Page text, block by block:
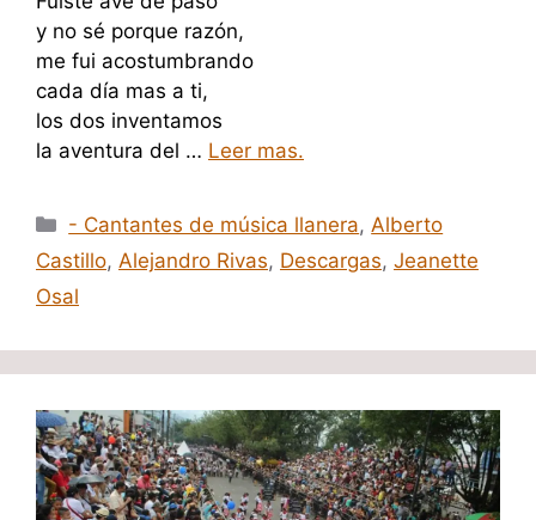
y no sé porque razón,
me fui acostumbrando
cada día mas a ti,
los dos inventamos
la aventura del … Leer mas.
Categorías
- Cantantes de música llanera, Alberto
Castillo, Alejandro Rivas, Descargas, Jeanette
Osal